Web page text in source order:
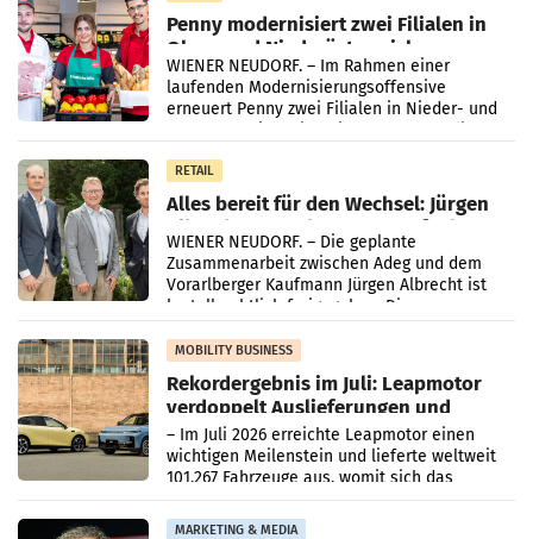
Penny modernisiert zwei Filialen in
Ober- und Niederösterreich
WIENER NEUDORF. – Im Rahmen einer
laufenden Modernisierungsoffensive
erneuert Penny zwei Filialen in Nieder- und
RETAIL
Alles bereit für den Wechsel: Jürgen
Albrecht setzt ab 1.1.2027 auf Adeg
WIENER NEUDORF. – Die geplante
Zusammenarbeit zwischen Adeg und dem
Vorarlberger Kaufmann Jürgen Albrecht ist
kartellrechtlich freigegeben: Die
Bundeswettbewerbsbehörde und der
Bundeskartellanwalt
MOBILITY BUSINESS
Rekordergebnis im Juli: Leapmotor
verdoppelt Auslieferungen und
überschreitet die 100.000er-Marke
– Im Juli 2026 erreichte Leapmotor einen
wichtigen Meilenstein und lieferte weltweit
101.267 Fahrzeuge aus, womit sich das
Ergebnis gegenüber Juli 2025 mehr als
verdoppelte (+102
MARKETING & MEDIA